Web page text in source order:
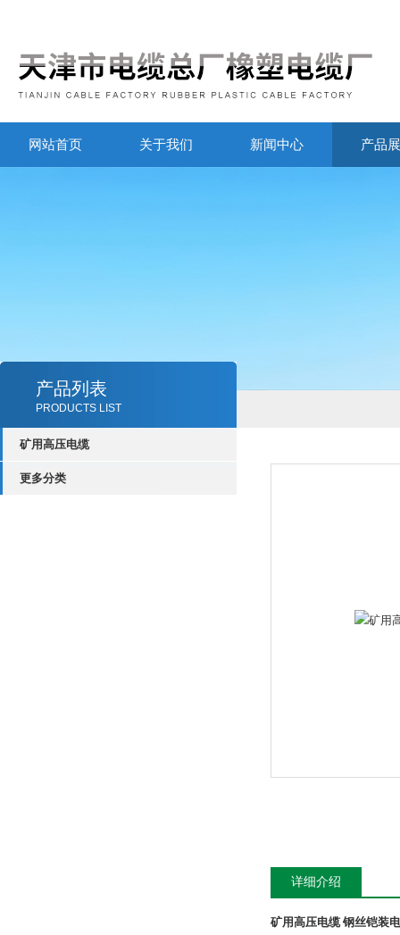
网站首页 关于我们 新闻中心 产品
产品列表
PRODUCTS LIST
矿用高压电缆
更多分类
详细介绍
矿用高压电缆 钢丝铠装